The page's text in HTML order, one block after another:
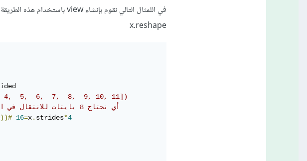
x.reshape
4,  5,  6,  7,  8,  9, 10, 11])
# أي نحتاج 8 بايتات للانتقال في الذاكرة من العنصر1 إلى 2
))# 16=x. strides*4